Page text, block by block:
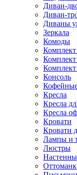
Диван-
Диван-
Диваны
Зеркала
Комоды
Комплект
Комплект
Комплект
Консоль
Кресла
Кресла
Кресла
Кровати
Кровати
Лампы и
Люстры